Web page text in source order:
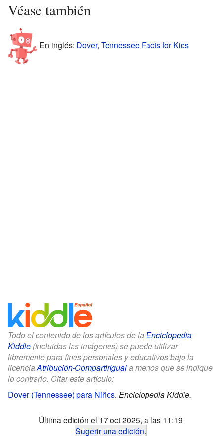
Véase también
En inglés: Dover, Tennessee Facts for Kids
Todo el contenido de los artículos de la Enciclopedia
Kiddle (incluidas las imágenes) se puede utilizar
libremente para fines personales y educativos bajo la
licenciaAtribución-CompartirIguala menos que se indique
lo contrario. Citar este artículo:
Dover (Tennessee) para Niños. Enciclopedia Kiddle.
Última edición el 17 oct 2025, a las 11:19
Sugerir una edición.